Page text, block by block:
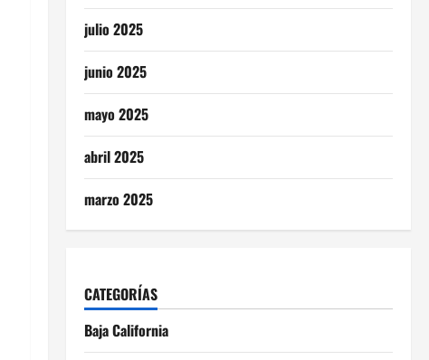
julio 2025
junio 2025
mayo 2025
abril 2025
marzo 2025
CATEGORÍAS
Baja California